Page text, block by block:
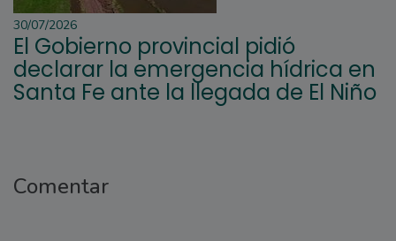
30/07/2026
El Gobierno provincial pidió
declarar la emergencia hídrica en
Santa Fe ante la llegada de El Niño
Comentar